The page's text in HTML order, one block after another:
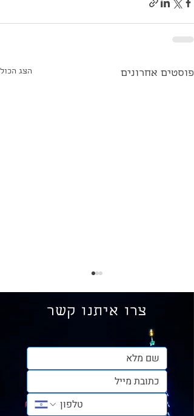
פוסטים אחרונים הצג הכול
טייוואן מבעד לעיניים
ישראליות - אביגיל אוחנה
צרו איתנו קשר